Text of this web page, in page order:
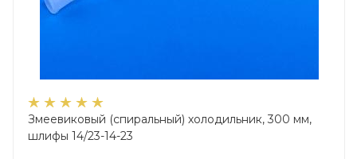
Змеевиковый (спиральный) холодильник, 300 мм,
шлифы 14/23-14-23